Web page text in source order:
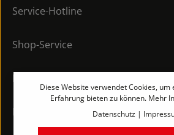
Service-Hotline
Shop-Service
Rechtliches
Kontakt
Diese Website verwendet Cookies, um
Erfahrung bieten zu können. Mehr
Datenschutz |